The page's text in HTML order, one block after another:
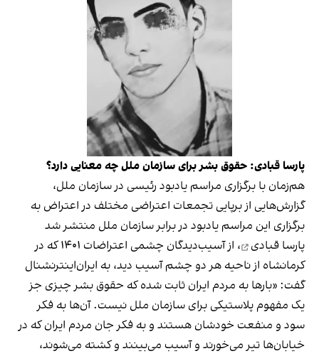
پارسا قبادی: حقوق بشر برای سازمان ملل چه معنایی دارد؟
هم‌زمان با برگزاری مراسم یادبود رئیسی در سازمان ملل،
گزارش‌هایی از برپایی تجمعات اعتراضی مختلف در اعتراض به
برگزاری این مراسم یادبود در برابر سازمان ملل منتشر شد
پارسا قبادی
، از آسیب‌دیدگان چشمی اعتراضات ۱۴۰۱ که در
کرمانشاه از ناحیه هر دو چشم آسیب دید، به ایران‌اینترنشنال
گفت: «بارها به مردم ایران ثابت شده که حقوق بشر چیزی جز
یک مفهوم پلاستیکی برای سازمان ملل نیست. آن‌ها به فکر
سود و منفعت خودشان هستند و به فکر جان مردم ایران که در
خیابان‌ها تیر می‌خورند و آسیب می‌بینند و کشته می‌شوند،